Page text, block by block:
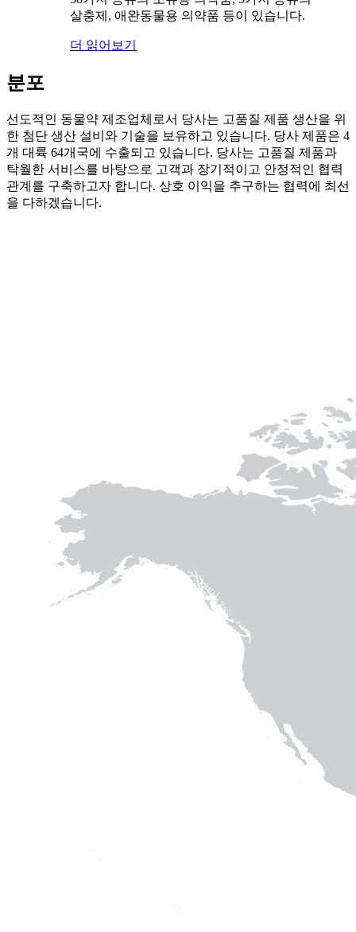
살충제, 애완동물용 의약품 등이 있습니다.
더 읽어보기
분포
선도적인 동물약 제조업체로서 당사는 고품질 제품 생산을 위
한 첨단 생산 설비와 기술을 보유하고 있습니다. 당사 제품은 4
개 대륙 64개국에 수출되고 있습니다. 당사는 고품질 제품과
탁월한 서비스를 바탕으로 고객과 장기적이고 안정적인 협력
관계를 구축하고자 합니다. 상호 이익을 추구하는 협력에 최선
을 다하겠습니다.